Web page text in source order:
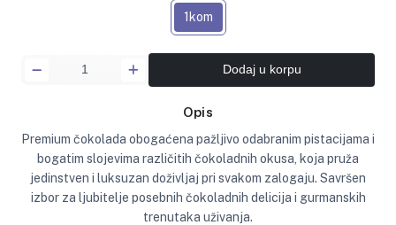
1kom
Dodaj u korpu
Opis
Premium čokolada obogaćena pažljivo odabranim pistacijama i
bogatim slojevima različitih čokoladnih okusa, koja pruža
jedinstven i luksuzan doživljaj pri svakom zalogaju. Savršen
izbor za ljubitelje posebnih čokoladnih delicija i gurmanskih
trenutaka uživanja.